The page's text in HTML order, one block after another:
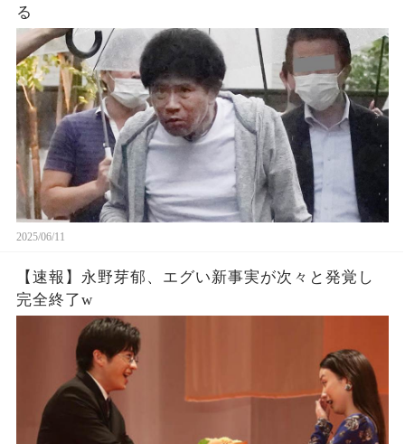
る
2025/06/11
【速報】永野芽郁、エグい新事実が次々と発覚し
完全終了w